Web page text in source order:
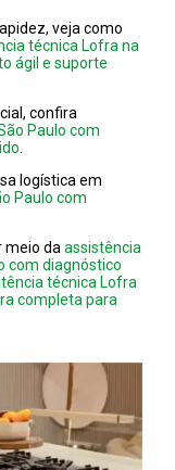
veja como
técnica Lofra na
ágil e suporte
confira
Paulo com
logística em
Paulo com
meio da assistência
com diagnóstico
técnica Lofra
completa para